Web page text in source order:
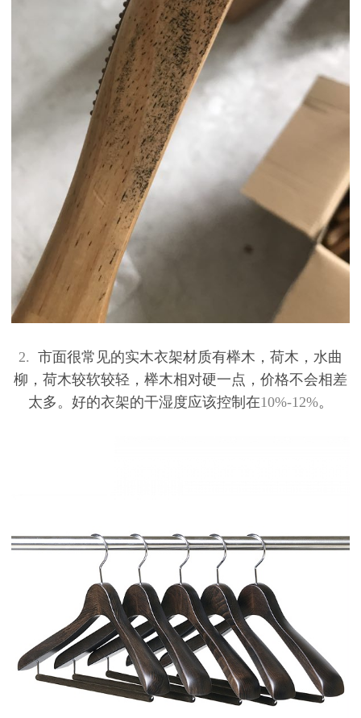
2. 市面很常见的实木衣架材质有榉木，荷木，水曲
柳，荷木较软较轻，榉木相对硬一点，价格不会相差
太多。好的衣架的干湿度应该控制在10%-12%。